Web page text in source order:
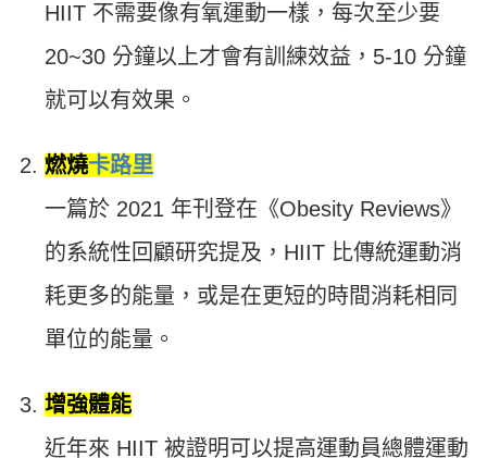
HIIT 不需要像有氧運動一樣，每次至少要
20~30 分鐘以上才會有訓練效益，5-10 分鐘
就可以有效果。
燃燒卡路里
一篇於 2021 年刊登在《Obesity Reviews》
的系統性回顧研究提及，HIIT 比傳統運動消
耗更多的能量，或是在更短的時間消耗相同
單位的能量。
增強體能
近年來 HIIT 被證明可以提高運動員總體運動